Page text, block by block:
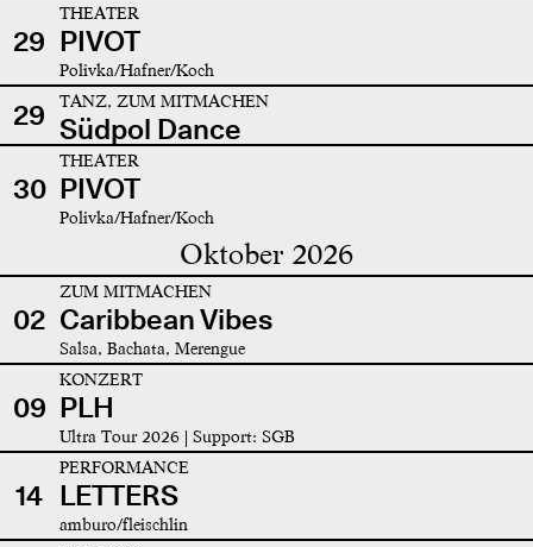
29
THEATER
PIVOT
Polivka/Hafner/Koch
29 TANZ, ZUM MITMACHEN
Südpol Dance
30
THEATER
PIVOT
Polivka/Hafner/Koch
Oktober 2026
02
ZUM MITMACHEN
Caribbean Vibes
Salsa, Bachata, Merengue
09
KONZERT
PLH
Ultra Tour 2026 | Support: SGB
14
PERFORMANCE
LETTERS
amburo/fleischlin